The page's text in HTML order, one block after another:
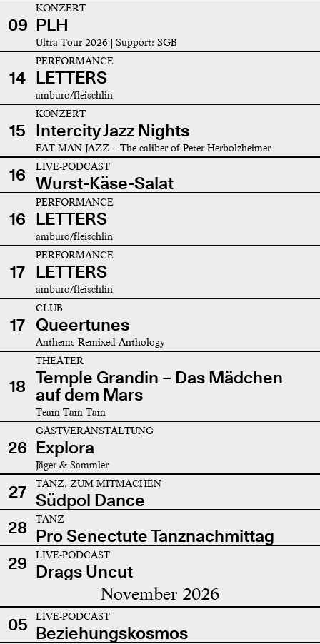
09
KONZERT
PLH
Ultra Tour 2026 | Support: SGB
14
PERFORMANCE
LETTERS
amburo/fleischlin
15
KONZERT
Intercity Jazz Nights
FAT MAN JAZZ – The caliber of Peter Herbolzheimer
16 LIVE-PODCAST
Wurst-Käse-Salat
16
PERFORMANCE
LETTERS
amburo/fleischlin
17
PERFORMANCE
LETTERS
amburo/fleischlin
17
CLUB
Queertunes
Anthems Remixed Anthology
18
THEATER
Temple Grandin – Das Mädchen
auf dem Mars
Team Tam Tam
26
GASTVERANSTALTUNG
Explora
Jäger & Sammler
27 TANZ, ZUM MITMACHEN
Südpol Dance
28
TANZ
Pro Senectute Tanznachmittag
29
LIVE-PODCAST
Drags Uncut
November 2026
05 LIVE-PODCAST
Beziehungskosmos